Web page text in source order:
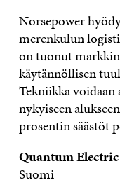
Norsepower
merenkulun
on tuonut
käytännöllisen
Tekniikka voidaan
nykyiseen
prosentin säästöt
Quantum Electric
Suomi